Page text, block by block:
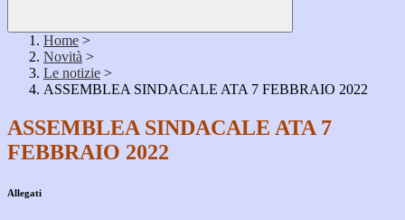
Home >
Novità >
Le notizie >
ASSEMBLEA SINDACALE ATA 7 FEBBRAIO 2022
ASSEMBLEA SINDACALE ATA 7
FEBBRAIO 2022
Allegati